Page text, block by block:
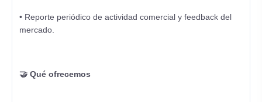
• Reporte periódico de actividad comercial y feedback del
mercado.
🤝 Qué ofrecemos